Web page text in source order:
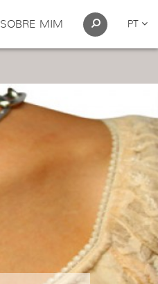
SOBRE MIM PT